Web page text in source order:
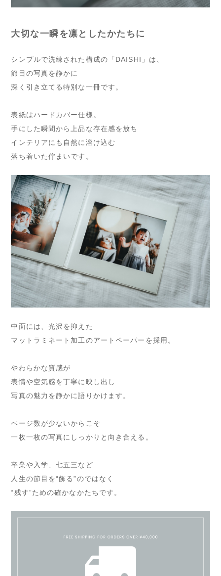
大切な一瞬を凛としたかたちに
シンプルで洗練された構成の「DAISHI」は、
節目の写真を静かに
深く引き立てる特別な一冊です。
表紙はハードカバー仕様。
手にした瞬間から上品な存在感を放ち
インテリアにも自然に溶け込む
落ち着いた佇まいです。
中面には、光沢を抑えた
マットラミネート加工のアートペーパーを採用。
やわらかな質感が
表情や空気感を丁寧に映し出し
写真の魅力を静かに語りかけます。
ページ数が少ないからこそ
一枚一枚の写真にしっかりと向き合える。
卒業や入学、七五三など
人生の節目を“飾る”のではなく
“残す”ための確かなかたちです。